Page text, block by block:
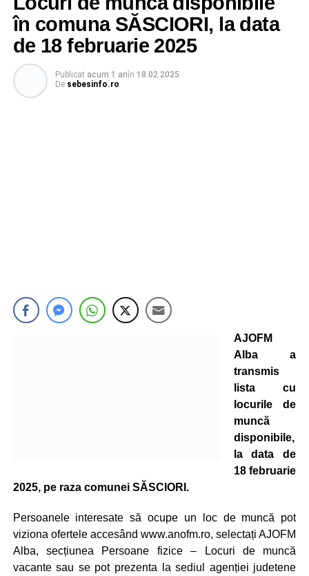
în comuna SĂSCIORI, la data
de 18 februarie 2025
Publicat acum 1 anîn 18.02.2025
De sebesinfo.ro
AJOFM
Alba a
transmis
lista cu
locurile de
muncă
disponibile,
la data de
18 februarie
2025, pe raza comunei SĂSCIORI.
Persoanele interesate să ocupe un loc de muncă pot
viziona ofertele accesând www.anofm.ro, selectați AJOFM
Alba, secțiunea Persoane fizice – Locuri de muncă
vacante sau se pot prezenta la sediul agenției judetene